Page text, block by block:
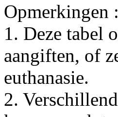
Opmerkingen :
1. Deze tabel
aangiften, of
euthanasie.
2.